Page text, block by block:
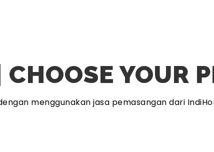
YOUR
menggunakan jasa pemasangan dari